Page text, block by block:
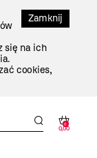
Zamknij
się na ich
cookies,
0
0,00